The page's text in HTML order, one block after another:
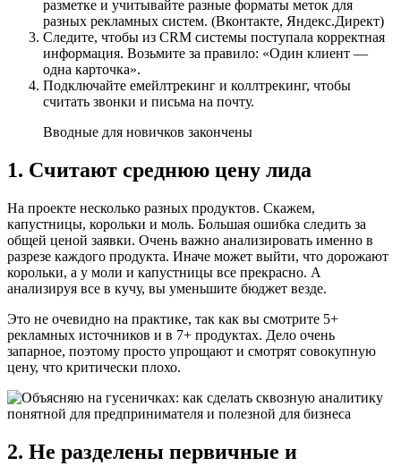
разметке и учитывайте разные форматы меток для
разных рекламных систем. (Вконтакте, Яндекс.Директ)
Следите, чтобы из CRM системы поступала корректная
информация. Возьмите за правило: «Один клиент —
одна карточка».
Подключайте емейлтрекинг и коллтрекинг, чтобы
считать звонки и письма на почту.
Вводные для новичков закончены
1. Считают среднюю цену лида
На проекте несколько разных продуктов. Скажем,
капустницы, корольки и моль. Большая ошибка следить за
общей ценой заявки. Очень важно анализировать именно в
разрезе каждого продукта. Иначе может выйти, что дорожают
корольки, а у моли и капустницы все прекрасно. А
анализируя все в кучу, вы уменьшите бюджет везде.
Это не очевидно на практике, так как вы смотрите 5+
рекламных источников и в 7+ продуктах. Дело очень
запарное, поэтому просто упрощают и смотрят совокупную
цену, что критически плохо.
2. Не разделены первичные и